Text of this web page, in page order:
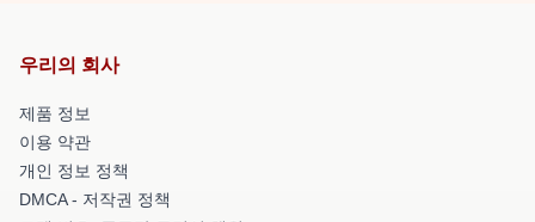
우리의 회사
제품 정보
이용 약관
개인 정보 정책
DMCA - 저작권 정책